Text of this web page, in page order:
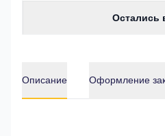
Остались
Описание Оформление